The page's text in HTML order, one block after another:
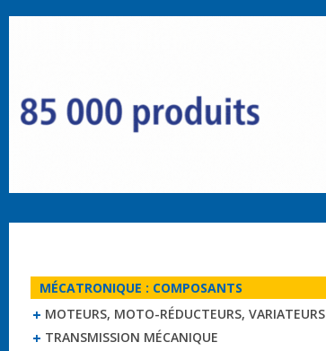
MÉCATRONIQUE : COMPOSANTS
MOTEURS, MOTO-RÉDUCTEURS, VARIATEURS
TRANSMISSION MÉCANIQUE